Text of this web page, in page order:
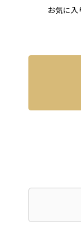
お気に入